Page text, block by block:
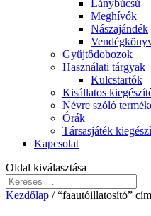
Lánybúcsú
Meghívók
Nászajándék
Gyűjtődobozok
Használati tárgyak
Kulcstartók
Kisállatos
Névre szóló
Órák
Társasjáték
Kapcsolat
Oldal kiválasztása
Kezdőlap / “faautóillatosító”